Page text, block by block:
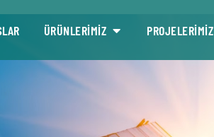
ÜRÜNLERİMİZ PROJELERİMİZ